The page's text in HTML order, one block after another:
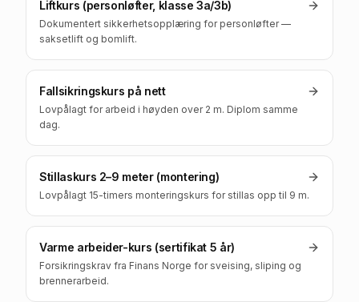
Liftkurs (personløfter, klasse 3a/3b)
Dokumentert sikkerhetsopplæring for personløfter —
saksetlift og bomlift.
Fallsikringskurs på nett
Lovpålagt for arbeid i høyden over 2 m. Diplom samme
dag.
Stillaskurs 2–9 meter (montering)
Lovpålagt 15-timers monteringskurs for stillas opp til 9 m.
Varme arbeider-kurs (sertifikat 5 år)
Forsikringskrav fra Finans Norge for sveising, sliping og
brennerarbeid.